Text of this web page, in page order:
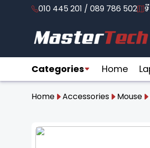
010 445 201 / 089 786 502
Categories Home
Home Accessories Mouse